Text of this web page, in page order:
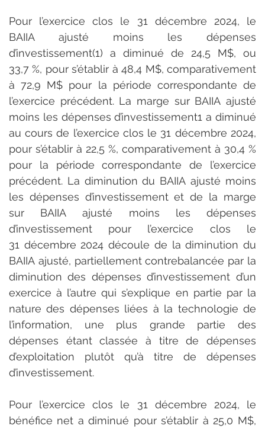
Pour l’exercice clos le 31 décembre 2024, le
BAIIA ajusté moins les dépenses
d’investissement(1) a diminué de 24,5 M$, ou
33,7 %, pour s’établir à 48,4 M$, comparativement
à 72,9 M$ pour la période correspondante de
l’exercice précédent. La marge sur BAIIA ajusté
moins les dépenses d’investissement1 a diminué
au cours de l’exercice clos le 31 décembre 2024,
pour s’établir à 22,5 %, comparativement à 30,4 %
pour la période correspondante de l’exercice
précédent. La diminution du BAIIA ajusté moins
les dépenses d’investissement et de la marge
sur BAIIA ajusté moins les dépenses
d’investissement pour l’exercice clos le
31 décembre 2024 découle de la diminution du
BAIIA ajusté, partiellement contrebalancée par la
diminution des dépenses d’investissement d’un
exercice à l’autre qui s’explique en partie par la
nature des dépenses liées à la technologie de
l’information, une plus grande partie des
dépenses étant classée à titre de dépenses
d’exploitation plutôt qu’à titre de dépenses
d’investissement.
Pour l’exercice clos le 31 décembre 2024, le
bénéfice net a diminué pour s’établir à 25,0 M$,